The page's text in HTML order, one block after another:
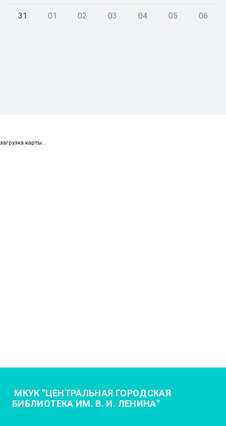
31 01 02 03 04 05 06
загрузка карты...
МКУК "ЦЕНТРАЛЬНАЯ ГОРОДСКАЯ
БИБЛИОТЕКА ИМ. В. И. ЛЕНИНА"